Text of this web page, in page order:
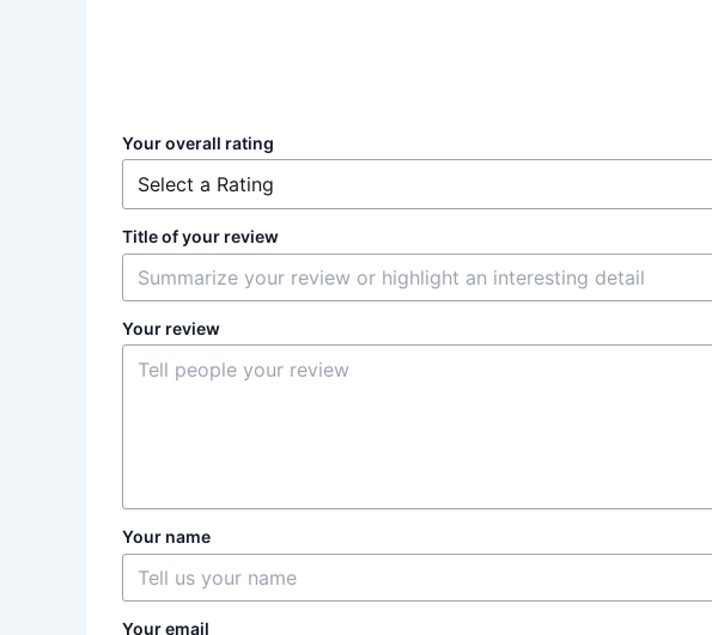
Your overall rating
Title of your review
Your review
Your name
Your email